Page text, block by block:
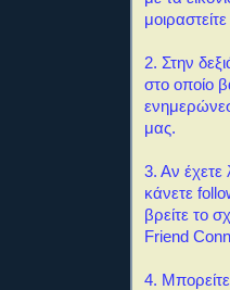
2. Στην
στο οποίο
μας.
3. Αν έχετε
κάνετε
βρείτε το
Friend
4.